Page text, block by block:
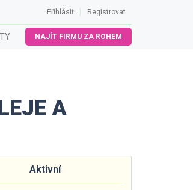
Přihlásit Registrovat
NAJÍT FIRMU ZA ROHEM
A
Aktivní